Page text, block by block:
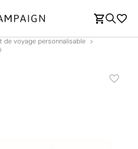
de voyage personnalisable